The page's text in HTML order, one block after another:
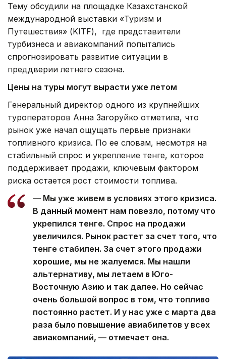
Тему обсудили на площадке Казахстанской
международной выставки «Туризм и
Путешествия» (KITF), где представители
турбизнеса и авиакомпаний попытались
спрогнозировать развитие ситуации в
преддверии летнего сезона.
Цены на туры могут вырасти уже летом
Генеральный директор одного из крупнейших
туроператоров Анна Загоруйко отметила, что
рынок уже начал ощущать первые признаки
топливного кризиса. По ее словам, несмотря на
стабильный спрос и укрепление тенге, которое
поддерживает продажи, ключевым фактором
риска остается рост стоимости топлива.
— Мы уже живем в условиях этого кризиса.
В данный момент нам повезло, потому что
укрепился тенге. Спрос на продажи
увеличился. Рынок растет за счет того, что
тенге стабилен. За счет этого продажи
хорошие, мы не жалуемся. Мы нашли
альтернативу, мы летаем в Юго-
Восточную Азию и так далее. Но сейчас
очень большой вопрос в том, что топливо
постоянно растет. И у нас уже с марта два
раза было повышение авиабилетов у всех
авиакомпаний, — отмечает она.